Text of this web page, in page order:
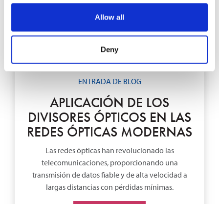
Allow all
Deny
ENTRADA DE BLOG
APLICACIÓN DE LOS
DIVISORES ÓPTICOS EN LAS
REDES ÓPTICAS MODERNAS
Las redes ópticas han revolucionado las
telecomunicaciones, proporcionando una
transmisión de datos fiable y de alta velocidad a
largas distancias con pérdidas mínimas.